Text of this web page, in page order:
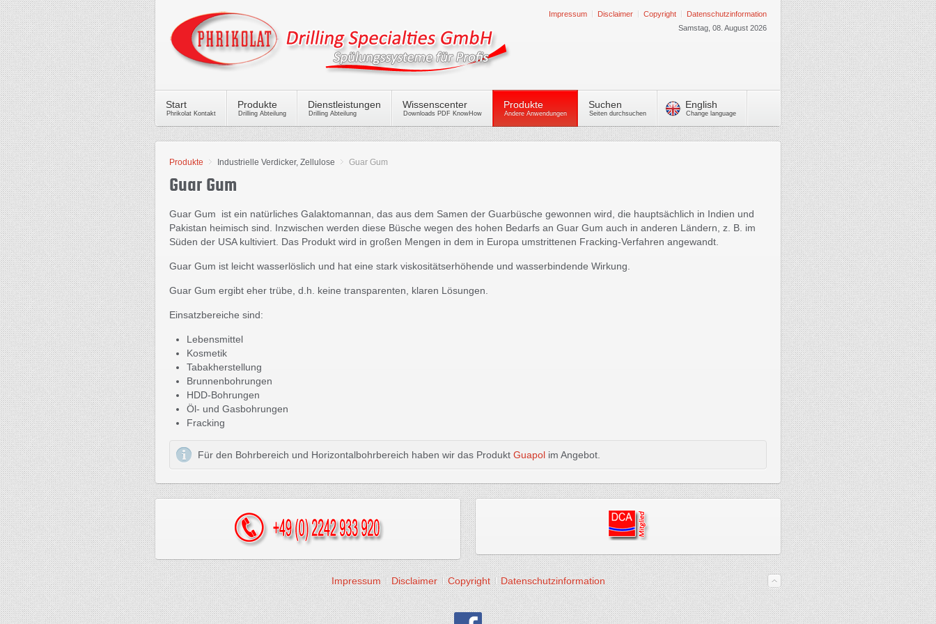
Impressum Disclaimer Copyright
Datenschutzinformation
Samstag, 08. August 2026
Start
Phrikolat Kontakt
Produkte
Drilling Abteilung
Dienstleistungen
Drilling Abteilung
Wissenscenter
Downloads PDF KnowHow
Produkte
Andere Anwendungen
Suchen
Seiten durchsuchen
English
Change language
Produkte Industrielle Verdicker, Zellulose Guar Gum
Guar Gum
Guar Gum ist ein natürliches Galaktomannan, das aus dem Samen der Guarbüsche gewonnen wird, die hauptsächlich in Indien und
Pakistan heimisch sind. Inzwischen werden diese Büsche wegen des hohen Bedarfs an Guar Gum auch in anderen Ländern, z. B. im
Süden der USA kultiviert. Das Produkt wird in großen Mengen in dem in Europa umstrittenen Fracking-Verfahren angewandt.
Guar Gum ist leicht wasserlöslich und hat eine stark viskositätserhöhende und wasserbindende Wirkung.
Guar Gum ergibt eher trübe, d.h. keine transparenten, klaren Lösungen.
Einsatzbereiche sind:
Lebensmittel
Kosmetik
Tabakherstellung
Brunnenbohrungen
HDD-Bohrungen
Öl- und Gasbohrungen
Fracking
Für den Bohrbereich und Horizontalbohrbereich haben wir das Produkt Guapol im Angebot.
Impressum Disclaimer Copyright Datenschutzinformation